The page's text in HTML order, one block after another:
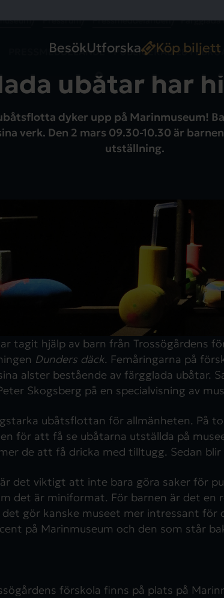
BesökUtforska Köp biljett
Pressrum Pressmeddelanden
PRESSMEDDELANDE - PUBLICERAD28
ubåtar har
dyker upp på Marinmuseum!
verk. Den 2 mars 09.30-10.30 är
utställning.
tagit hjälp av barn från Trossögårdens
Dunders däck. Femåringarna på
alster bestående av färgglada ubåtar.
Skogsberg på en specialvisning av
ubåtsflottan för allmänheten. På
för att få se ubåtarna utställda på
de att få dricka med tilltugg. Sedan blir
det viktigt att inte bara göra saker för
det är miniformat. För barnen är det en
det gör kanske museet mer intressant för
på Marinmuseum och den som står
förskola finns på plats på